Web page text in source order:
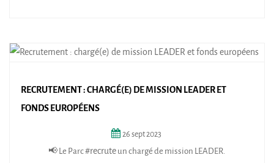
RECRUTEMENT : CHARGÉ(E) DE MISSION LEADER ET
FONDS EUROPÉENS
26sept2023
📢 Le Parc#recruteun chargé de mission LEADER.